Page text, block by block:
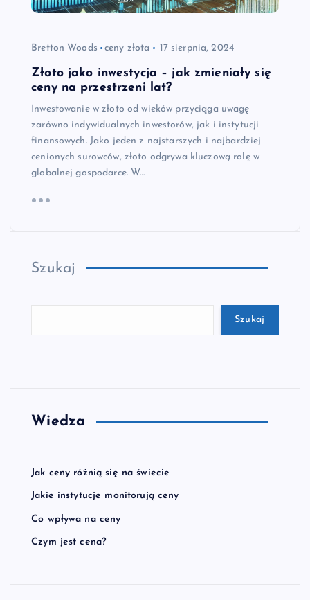
Bretton Woods ceny złota 17 sierpnia, 2024
Złoto jako inwestycja – jak zmieniały się
ceny na przestrzeni lat?
Inwestowanie w złoto od wieków przyciąga uwagę
zarówno indywidualnych inwestorów, jak i instytucji
finansowych. Jako jeden z najstarszych i najbardziej
cenionych surowców, złoto odgrywa kluczową rolę w
globalnej gospodarce. W…
Szukaj
Szukaj
Wiedza
Jak ceny różnią się na świecie
Jakie instytucje monitorują ceny
Co wpływa na ceny
Czym jest cena?